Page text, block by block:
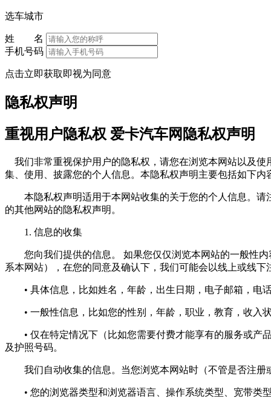
选车城市
姓 名
手机号码
点击立即获取即视为同意
隐私权声明
重视用户隐私权 爱卡汽车网隐私权声明
我们非常重视保护用户的隐私权，请您在浏览本网站以及使
集、使用、披露您的个人信息。本隐私权声明主要包括如下
本隐私权声明适用于本网站收集的关于您的个人信息。请
的其他网站的隐私权声明。
1. 信息的收集
您向我们提供的信息。 如果您仅仅浏览本网站的一般性内
系本网站），在您的同意及确认下，我们可能会以线上或线下
• 具体信息，比如姓名，年龄，出生日期，电子邮箱，电话
• 一般性信息，比如您的性别，年龄，职业，教育，收入状
• 仅在特定情况下（比如您需要付费才能享有的服务或产
及护照号码。
我们自动收集的信息。当您浏览本网站时（不管是否注册
• 您的浏览器类型和浏览器语言、操作系统类型、宽带类型